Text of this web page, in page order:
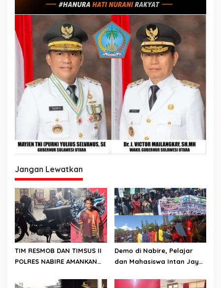
Jangan Lewatkan
TIM RESMOB DAN TIMSUS II
POLRES NABIRE AMANKAN
CURANMOR, SEPEDA MOTOR
Demo di Nabire, Pelajar
dan Mahasiswa Intan Jaya
Kepada DPR Papua Tengah